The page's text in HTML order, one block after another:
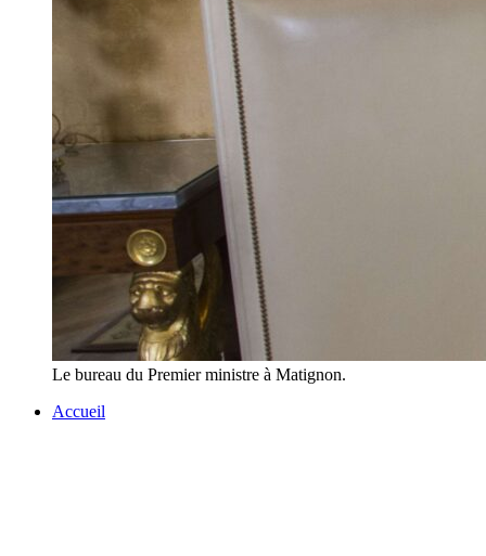
Le bureau du Premier ministre à Matignon.
Accueil